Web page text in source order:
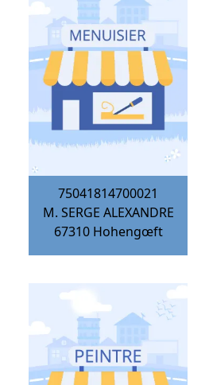
75041814700021
M. SERGE ALEXANDRE
67310 Hohengœft